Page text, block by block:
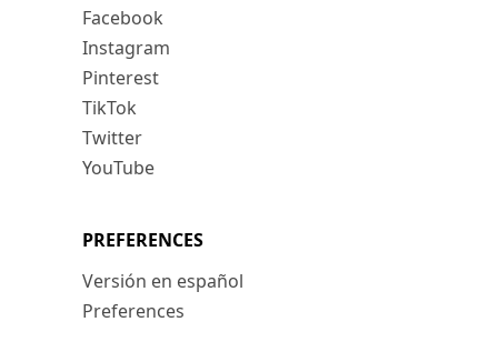
Facebook
Instagram
Pinterest
TikTok
Twitter
YouTube
PREFERENCES
Versión en español
Preferences